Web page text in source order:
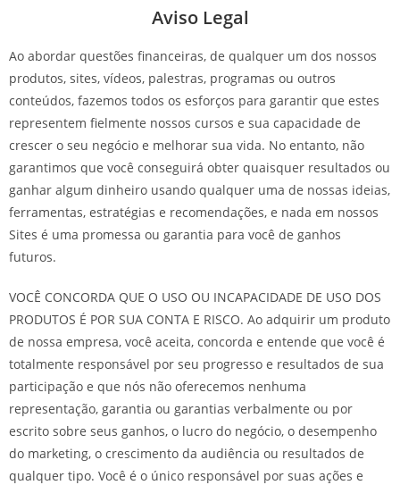
Aviso Legal
Ao abordar questões financeiras, de qualquer um dos nossos
produtos, sites, vídeos, palestras, programas ou outros
conteúdos, fazemos todos os esforços para garantir que estes
representem fielmente nossos cursos e sua capacidade de
crescer o seu negócio e melhorar sua vida. No entanto, não
garantimos que você conseguirá obter quaisquer resultados ou
ganhar algum dinheiro usando qualquer uma de nossas ideias,
ferramentas, estratégias e recomendações, e nada em nossos
Sites é uma promessa ou garantia para você de ganhos
futuros.
VOCÊ CONCORDA QUE O USO OU INCAPACIDADE DE USO DOS
PRODUTOS É POR SUA CONTA E RISCO. Ao adquirir um produto
de nossa empresa, você aceita, concorda e entende que você é
totalmente responsável por seu progresso e resultados de sua
participação e que nós não oferecemos nenhuma
representação, garantia ou garantias verbalmente ou por
escrito sobre seus ganhos, o lucro do negócio, o desempenho
do marketing, o crescimento da audiência ou resultados de
qualquer tipo. Você é o único responsável por suas ações e